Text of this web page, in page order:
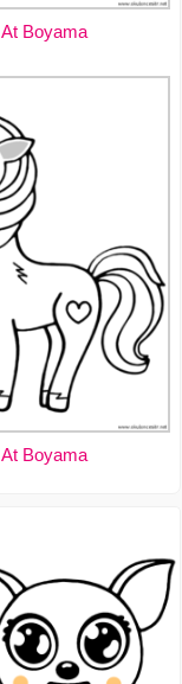
At Boyama
At Boyama